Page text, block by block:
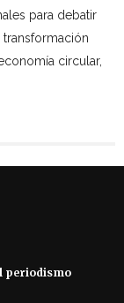
para debatir
circular,
periodismo